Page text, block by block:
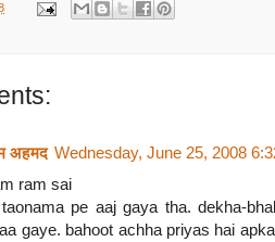
अहमद Wednesday, June 25, 2008
ram sai
pe aaj gaya tha. dekha-
gaye. bahoot achha priyas hai